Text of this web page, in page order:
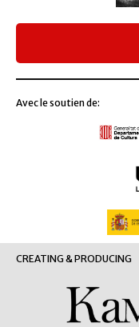
Avec le soutien de:
CREATING & PRODUCING